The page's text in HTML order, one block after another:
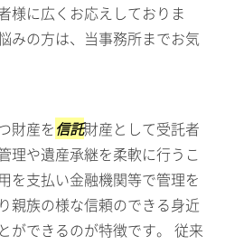
様に広くお応えしておりま
みの方は、当事務所までお気
財産を信託財産として受託者
理や遺産承継を柔軟に行うこ
を支払い金融機関等で管理を
親族の様な信頼のできる身近
ができるのが特徴です。 従来